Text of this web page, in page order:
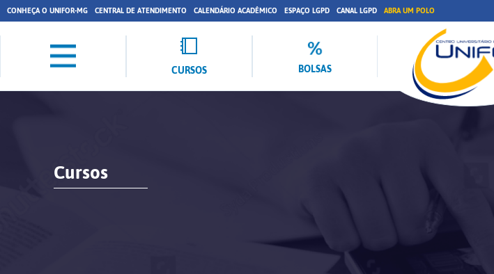
CONHEÇA O UNIFOR-MG CENTRAL DE ATENDIMENTO CALENDÁRIO ACADÊMICO ESPAÇO LGPD CANAL LGPD ABRA UM POLO
CURSOS BOLSAS
Cursos